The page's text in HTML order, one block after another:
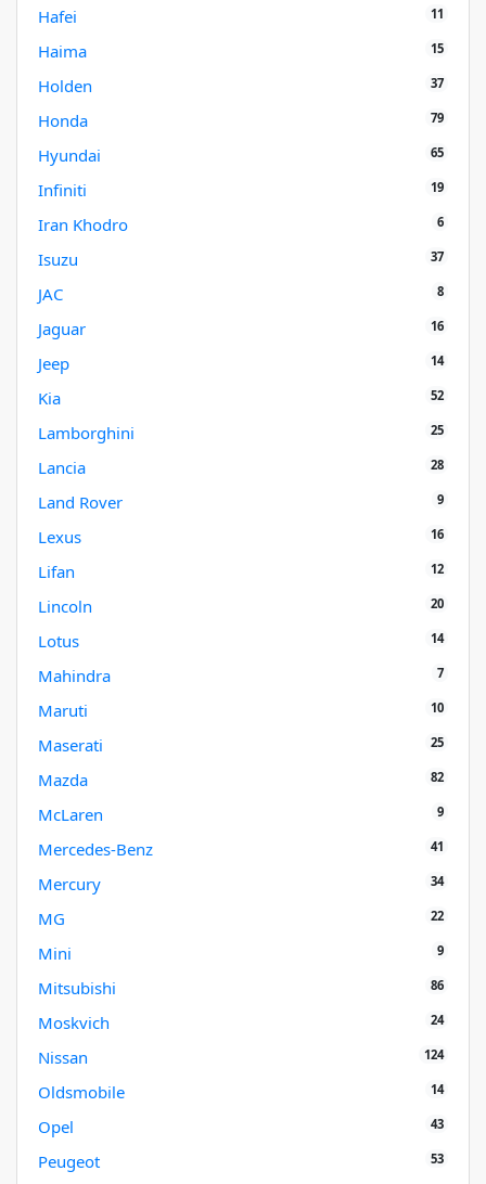
Hafei 11
Haima 15
Holden 37
Honda 79
Hyundai 65
Infiniti 19
Iran Khodro 6
Isuzu 37
JAC 8
Jaguar 16
Jeep 14
Kia 52
Lamborghini 25
Lancia 28
Land Rover 9
Lexus 16
Lifan 12
Lincoln 20
Lotus 14
Mahindra 7
Maruti 10
Maserati 25
Mazda 82
McLaren 9
Mercedes-Benz 41
Mercury 34
MG 22
Mini 9
Mitsubishi 86
Moskvich 24
Nissan 124
Oldsmobile 14
Opel 43
Peugeot 53